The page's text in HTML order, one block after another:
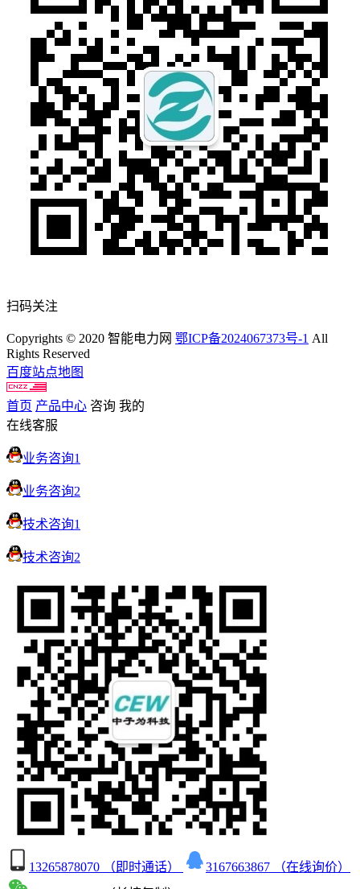
扫码关注
Copyrights © 2020 智能电力网 鄂ICP备2024067373号-1 All
Rights Reserved
百度站点地图
首页 产品中心 咨询 我的
在线客服
业务咨询1
业务咨询2
技术咨询1
技术咨询2
13265878070 （即时通话）
3167663867 （在线询价）